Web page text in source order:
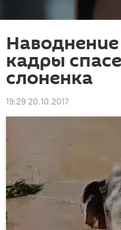
кадры
слоненка
19:29 20.10.2017